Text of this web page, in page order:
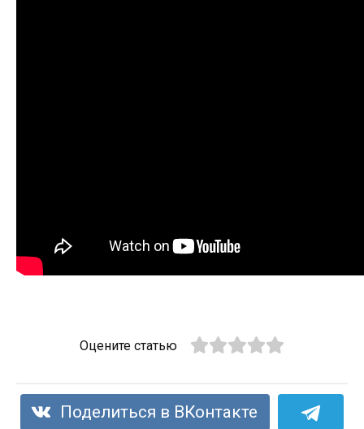
Оцените статью
Поделиться в ВКонтакте